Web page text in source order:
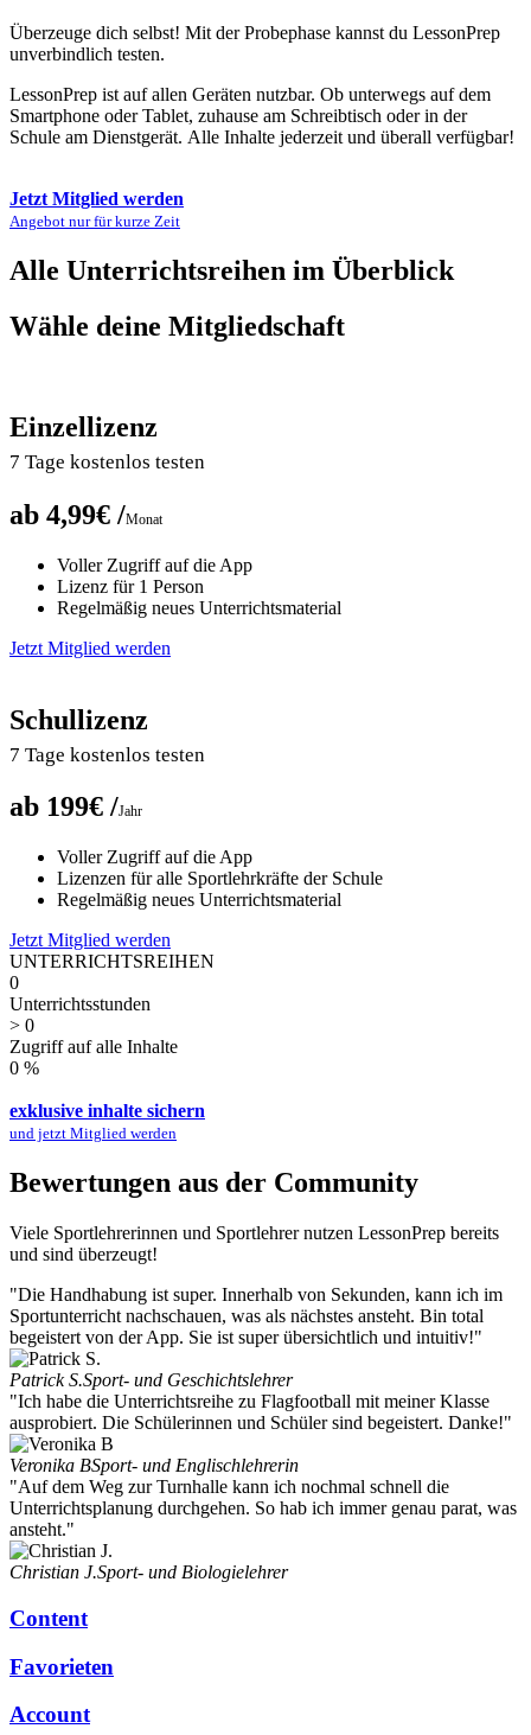
Überzeuge dich selbst! Mit der Probephase kannst du LessonPrep
unverbindlich testen.
LessonPrep ist auf allen Geräten nutzbar. Ob unterwegs auf dem
Smartphone oder Tablet, zuhause am Schreibtisch oder in der
Schule am Dienstgerät. Alle Inhalte jederzeit und überall verfügbar!
Jetzt Mitglied werden
Angebot nur für kurze Zeit
Alle Unterrichtsreihen im Überblick
Wähle deine Mitgliedschaft
Einzellizenz
7 Tage kostenlos testen
ab 4,99€ /Monat
Voller Zugriff auf die App
Lizenz für 1 Person
Regelmäßig neues Unterrichtsmaterial
Jetzt Mitglied werden
Schullizenz
7 Tage kostenlos testen
ab 199€ /Jahr
Voller Zugriff auf die App
Lizenzen für alle Sportlehrkräfte der Schule
Regelmäßig neues Unterrichtsmaterial
Jetzt Mitglied werden
UNTERRICHTSREIHEN
0
Unterrichtsstunden
> 0
Zugriff auf alle Inhalte
0 %
exklusive inhalte sichern
und jetzt Mitglied werden
Bewertungen aus der Community
Viele Sportlehrerinnen und Sportlehrer nutzen LessonPrep bereits
und sind überzeugt!
"Die Handhabung ist super. Innerhalb von Sekunden, kann ich im
Sportunterricht nachschauen, was als nächstes ansteht. Bin total
begeistert von der App. Sie ist super übersichtlich und intuitiv!"
Patrick S.Sport- und Geschichtslehrer
"Ich habe die Unterrichtsreihe zu Flagfootball mit meiner Klasse
ausprobiert. Die Schülerinnen und Schüler sind begeistert. Danke!"
Veronika BSport- und Englischlehrerin
"Auf dem Weg zur Turnhalle kann ich nochmal schnell die
Unterrichtsplanung durchgehen. So hab ich immer genau parat, was
ansteht."
Christian J.Sport- und Biologielehrer
Content
Favorieten
Account